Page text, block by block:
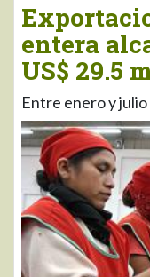
entera
US$ 29.5
Entre enero y